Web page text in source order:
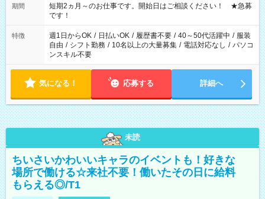
い」など ご希望にあったお仕事をご案内いたします。 ※未経験
の方の場合は1～2ヶ月間は日中での仕事を経験いただき、 お
仕事に慣れてからの夜勤になります。 ★家庭の都合でお休みが
必要な場合も遠慮なくご相談ください。
期間
短期2ヵ月～のお仕事です。開始日はご相談ください！ ★急募
です！
特徴 週1日からOK / 日払いOK / 履歴書不要 / 40～50代活躍中 / 服装
自由 / シフト勤務 / 10名以上の大量募集 / 電話対応なし / パソコ
ンスキル不要
気になる！ 応募する 詳細へ
未読
ちいさいかわいいキャラのイベントも！好きな
場所で働ける☆来社不要！働いたその日に給料
もらえる◎/T1